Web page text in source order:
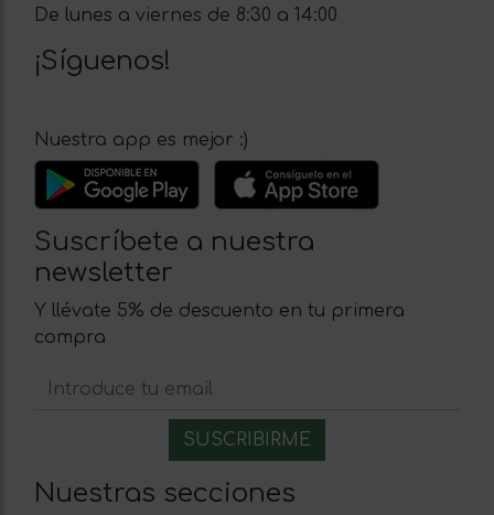
De lunes a viernes de 8:30 a 14:00
¡Síguenos!
Nuestra app es mejor :)
Suscríbete a nuestra
newsletter
Y llévate 5% de descuento en tu primera
compra
Nuestras secciones